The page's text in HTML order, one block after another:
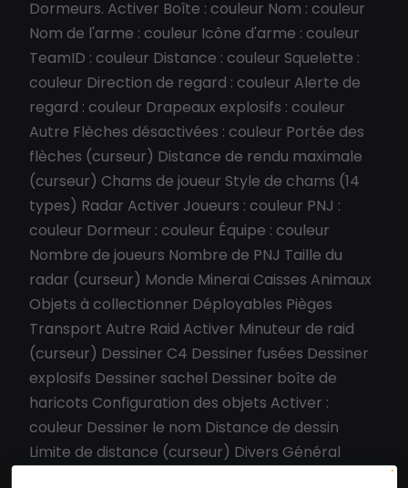
Dormeurs. Activer Boîte : couleur Nom : couleur
Nom de l'arme : couleur Icône d'arme : couleur
TeamID : couleur Distance : couleur Squelette :
couleur Direction de regard : couleur Alerte de
regard : couleur Drapeaux explosifs : couleur
Autre Flèches désactivées : couleur Portée des
flèches (curseur) Distance de rendu maximale
(curseur) Chams de joueur Style de chams (14
types) Radar Activer Joueurs : couleur PNJ :
couleur Dormeur : couleur Équipe : couleur
Nombre de joueurs Nombre de PNJ Taille du
radar (curseur) Monde Minerai Caisses Animaux
Objets à collectionner Déployables Pièges
Transport Autre Raid Activer Minuteur de raid
(curseur) Dessiner C4 Dessiner fusées Dessiner
explosifs Dessiner sachel Dessiner boîte de
haricots Configuration des objets Activer :
couleur Dessiner le nom Distance de dessin
Limite de distance (curseur) Divers Général